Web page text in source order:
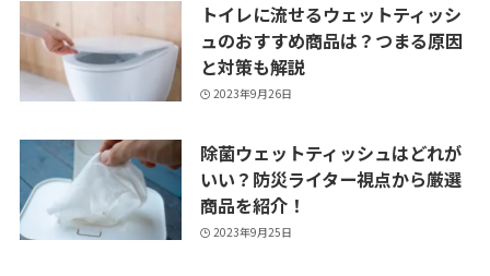
トイレに流せるウェットティッシ
ュのおすすめ商品は？つまる原因
と対策も解説
2023年9月26日
除菌ウェットティッシュはどれが
いい？防災ライター視点から厳選
商品を紹介！
2023年9月25日